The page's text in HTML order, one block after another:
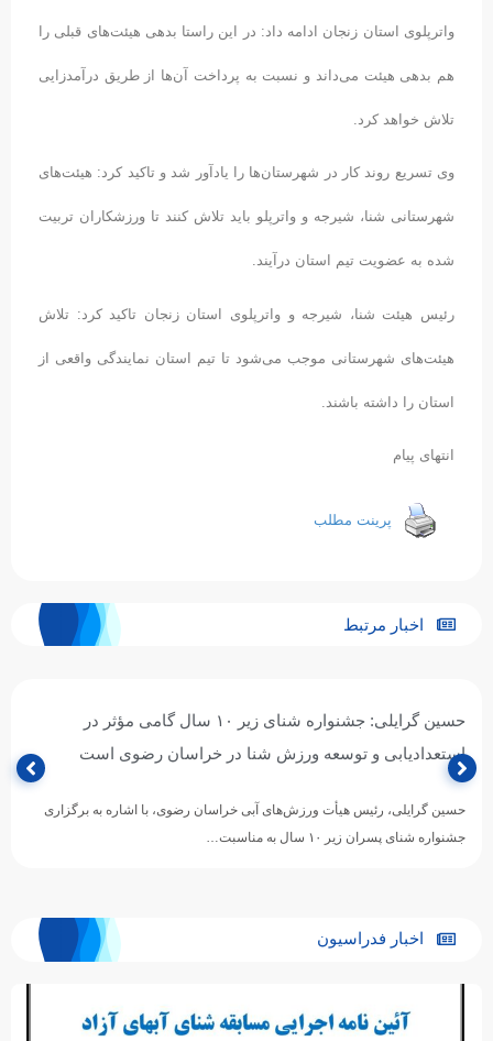
واترپلوی استان زنجان ادامه داد: در این راستا بدهی هیئت‌های قبلی را
هم بدهی هیئت می‌داند و نسبت به پرداخت آن‌ها از طریق درآمدزایی
تلاش خواهد کرد.
وی تسریع روند کار در شهرستان‌ها را یادآور شد و تاکید کرد: هیئت‌های
شهرستانی شنا، شیرجه و واترپلو باید تلاش کنند تا ورزشکاران تربیت
شده به عضویت تیم استان درآیند.
رئیس هیئت شنا، شیرجه و واترپلوی استان زنجان تاکید کرد: تلاش
هیئت‌های شهرستانی موجب می‌شود تا تیم استان نمایندگی واقعی از
استان را داشته باشند.
انتهای پیام
پرینت مطلب
اخبار مرتبط
حسین گرایلی: جشنواره شنای زیر ۱۰ سال گامی مؤثر در
استعدادیابی و توسعه ورزش شنا در خراسان رضوی است
حسین گرایلی، رئیس هیأت ورزش‌های آبی خراسان رضوی، با اشاره به برگزاری
جشنواره شنای پسران زیر ۱۰ سال به مناسبت…
اخبار فدراسیون